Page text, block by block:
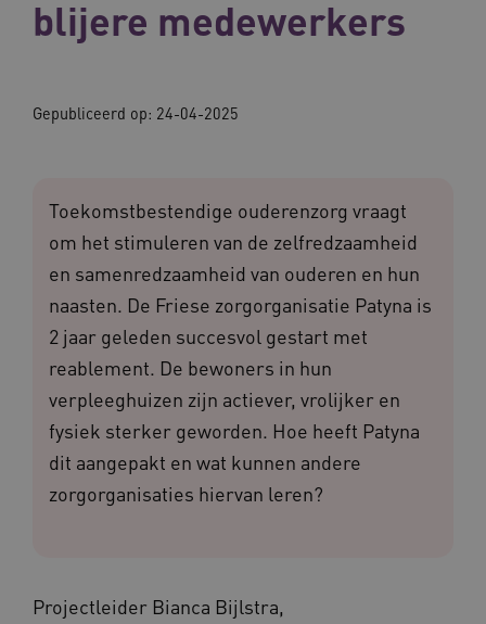
blijere medewerkers
Gepubliceerd op: 24-04-2025
Toekomstbestendige ouderenzorg vraagt
om het stimuleren van de zelfredzaamheid
en samenredzaamheid van ouderen en hun
naasten. De Friese zorgorganisatie Patyna is
2 jaar geleden succesvol gestart met
reablement. De bewoners in hun
verpleeghuizen zijn actiever, vrolijker en
fysiek sterker geworden. Hoe heeft Patyna
dit aangepakt en wat kunnen andere
zorgorganisaties hiervan leren?
Projectleider Bianca Bijlstra,